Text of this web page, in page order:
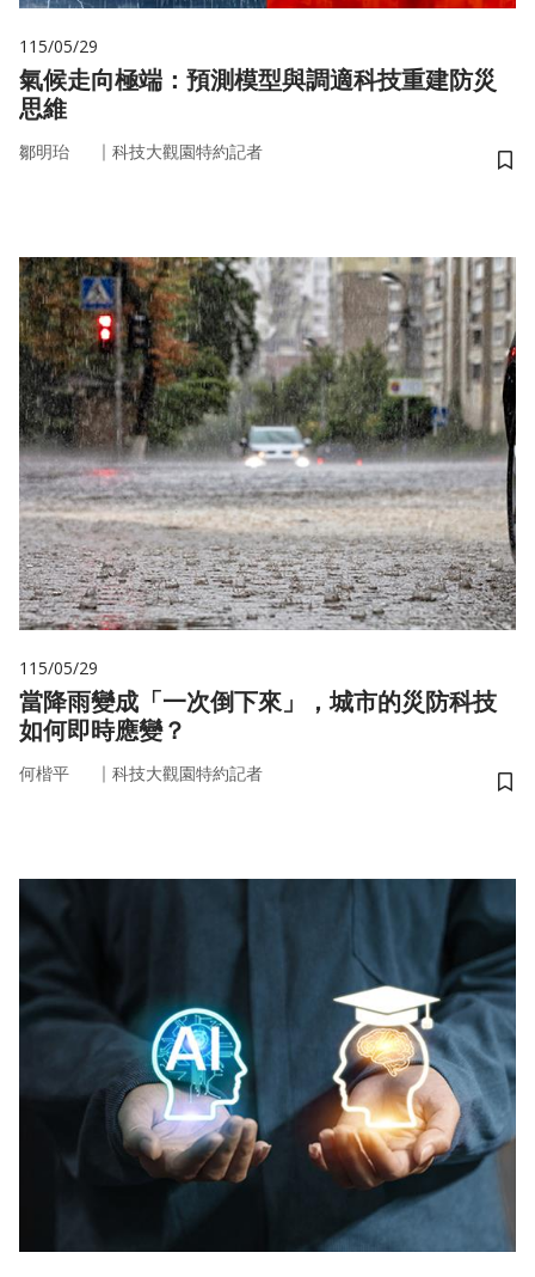
115/05/29
氣候走向極端：預測模型與調適科技重建防災
思維
鄒明珆 ｜ 科技大觀園特約記者
儲
115/05/29
當降雨變成「一次倒下來」，城市的災防科技
如何即時應變？
何楷平 ｜ 科技大觀園特約記者
儲